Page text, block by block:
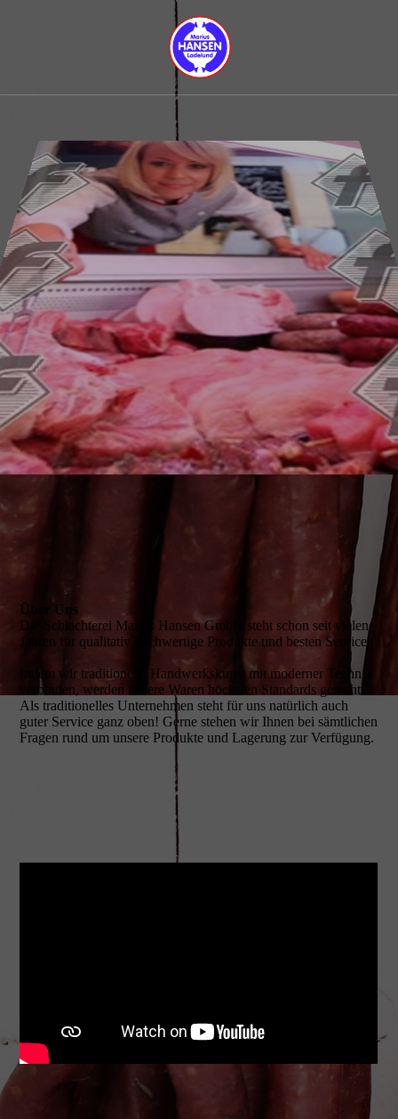
Über Uns
Die Schlachterei Marius Hansen GmbH steht schon seit vielen
Jahren für qualitativ hochwertige Produkte und besten Service.
Indem wir traditionelle Handwerkskunst mit moderner Technik
verbinden, werden unsere Waren höchsten Standards gerecht.
Als traditionelles Unternehmen steht für uns natürlich auch
guter Service ganz oben! Gerne stehen wir Ihnen bei sämtlichen
Fragen rund um unsere Produkte und Lagerung zur Verfügung.